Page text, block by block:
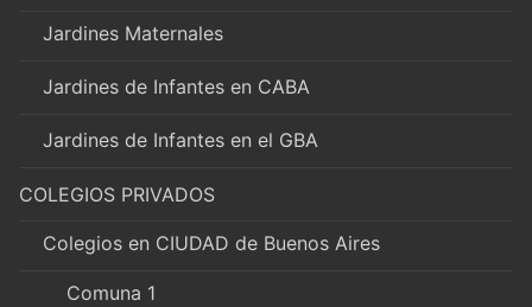
Jardines Maternales
Jardines de Infantes en CABA
Jardines de Infantes en el GBA
COLEGIOS PRIVADOS
Colegios en CIUDAD de Buenos Aires
Comuna 1